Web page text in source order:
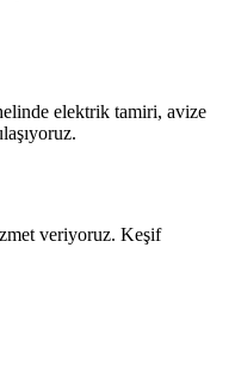
elektrik tamiri, avize
veriyoruz. Keşif